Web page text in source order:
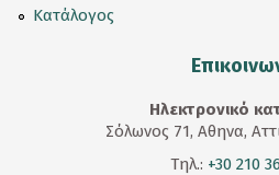
Κατάλογος
Ηλεκτρονικό
Σόλωνος 71, Αθηνα,
Τηλ.: +30 210